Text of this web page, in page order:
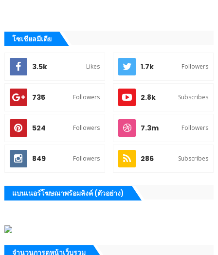
โซเชียลมีเดีย
3.5k Likes 1.7k Followers
735 Followers 2.8k Subscribes
524 Followers 7.3m Followers
849 Followers 286 Subscribes
แบนเนอร์โฆษณาพร้อมลิงค์ (ตัวอย่าง)
จำนวนการดูหน้าเว็บรวม